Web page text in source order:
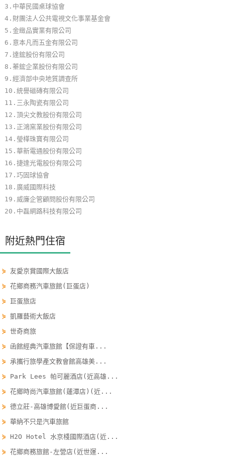
訂
單
管
理
會
員
帳
戶
客
服
聯
絡
單
Line
線
上
服
利
查
詢
訂
房
Q&A
國
3.中華民國桌球協會
4.財團法人公共電視文化事業基金會
5.金緻品實業有限公司
6.意本凡而五金有限公司
7.達鋐股份有限公司
8.蓁鋐企業股份有限公司
9.經濟部中央地質調查所
10.統譽磁磚有限公司
11.三永陶瓷有限公司
12.頂尖文教股份有限公司
13.正鴻窯業股份有限公司
14.瑩樺珠寶有限公司
15.華新電通股份有限公司
16.捷達光電股份有限公司
17.巧固球協會
18.廣威國際科技
19.威廉企管顧問股份有限公司
20.中磊網路科技有限公司
附近熱門住宿
⋟ 友愛京賞國際大飯店
⋟花鄉商務汽車旅館(巨蛋店)
⋟ 巨蛋旅店
⋟凱羅藝術大飯店
⋟世奇商旅
⋟ 函館經典汽車旅館【保證有車...
⋟承攜行旅學產文教會館高雄美...
⋟ Park Lees 帕可麗酒店(近高雄...
⋟花鄉時尚汽車旅館(蓮潭店)(近...
⋟德立莊-高雄博愛館(近巨蛋商...
⋟華納不只是汽車旅館
⋟ H2O Hotel 水京棧國際酒店(近...
⋟花鄉商務旅館-左營店(近世運...